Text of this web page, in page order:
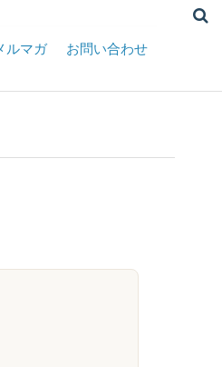
ルマガ お問い合わせ